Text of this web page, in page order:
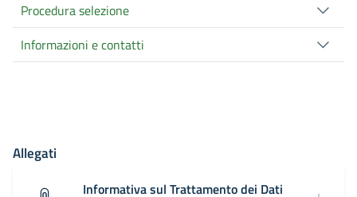
Procedura selezione
Informazioni e contatti
Allegati
Informativa sul Trattamento dei Dati